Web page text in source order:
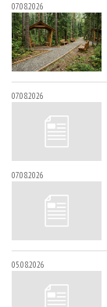
07.08.2026
07.08.2026
07.08.2026
05.08.2026